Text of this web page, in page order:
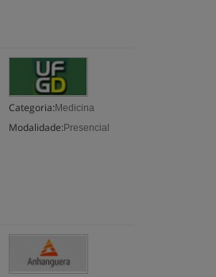
Categoria: Medicina
Modalidade: Presencial